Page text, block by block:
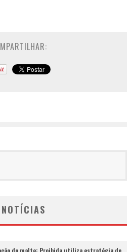
do malte: Proibida utiliza estratégia de